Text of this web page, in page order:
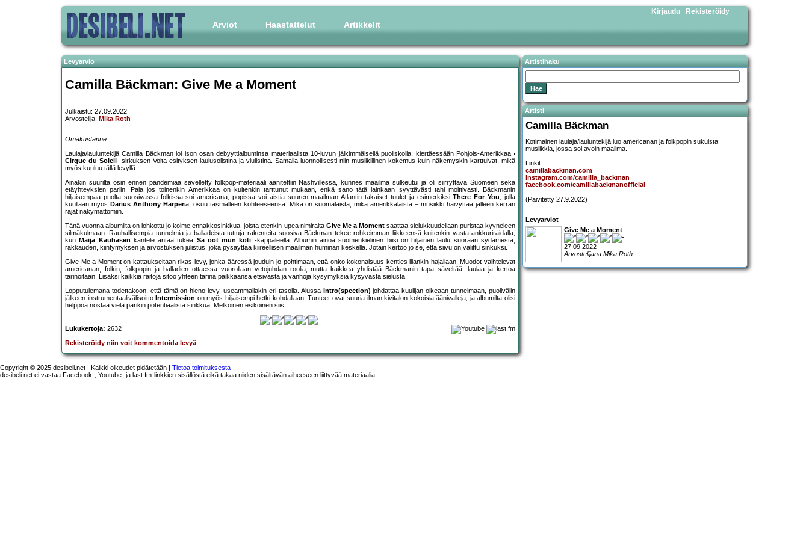
Arviot Haastattelut Artikkelit
Kirjaudu | Rekisteröidy
Levyarvio
Camilla Bäckman: Give Me a Moment
Julkaistu: 27.09.2022
Arvostelija: Mika Roth
Omakustanne
Laulaja/lauluntekijä Camilla Bäckman loi ison osan debyyttialbuminsa materiaalista 10-luvun jälkimmäisellä puoliskolla, kiertäessään Pohjois-Amerikkaa
Cirque du Soleil -sirkuksen Volta-esityksen laulusolistina ja viulistina. Samalla luonnollisesti niin musiikillinen kokemus kuin näkemyskin karttuivat, mikä
myös kuuluu tällä levyllä.
Ainakin suurilta osin ennen pandemiaa sävelletty folkpop-materiaali äänitettiin Nashvillessa, kunnes maailma sulkeutui ja oli siirryttävä Suomeen sekä
etäyhteyksien pariin. Pala jos toinenkin Amerikkaa on kuitenkin tarttunut mukaan, enkä sano tätä lainkaan syyttävästi tahi moittivasti. Bäckmanin
hiljaisempaa puolta suosivassa folkissa soi americana, popissa voi aistia suuren maailman Atlantin takaiset tuulet ja esimerkiksiThere For You, jolla
kuullaan myös Darius Anthony Harperia, osuu täsmälleen kohteeseensa. Mikä on suomalaista, mikä amerikkalaista – musiikki häivyttää jälleen kerran
rajat näkymättömiin.
Tänä vuonna albumilta on lohkottu jo kolme ennakkosinkkua, joista etenkin upea nimiraita Give Me a Momentsaattaa sielukkuudellaan puristaa kyyneleen
silmäkulmaan. Rauhallisempia tunnelmia ja balladeista tuttuja rakenteita suosiva Bäckman tekee rohkeimman liikkeensä kuitenkin vasta ankkuriraidalla,
kun Maija Kauhasen kantele antaa tukea Sä oot mun koti -kappaleella. Albumin ainoa suomenkielinen biisi on hiljainen laulu suoraan sydämestä,
rakkauden, kiintymyksen ja arvostuksen julistus, joka pysäyttää kiireellisen maailman huminan keskellä. Jotain kertoo jo se, että siivu on valittu sinkuksi.
Give Me a Moment on kattaukseltaan rikas levy, jonka ääressä jouduin jo pohtimaan, että onko kokonaisuus kenties liiankin hajallaan. Muodot vaihtelevat
americanan, folkin, folkpopin ja balladien ottaessa vuorollaan vetojuhdan roolia, mutta kaikkea yhdistää Bäckmanin tapa säveltää, laulaa ja kertoa
tarinoitaan. Lisäksi kaikkia raitoja sitoo yhteen tarina paikkaansa etsivästä ja vanhoja kysymyksiä kysyvästä sielusta.
Lopputulemana todettakoon, että tämä on hieno levy, useammallakin eri tasolla. Alussa Intro(spection) johdattaa kuulijan oikeaan tunnelmaan, puolivälin
jälkeen instrumentaalivälisoitto Intermission on myös hiljaisempi hetki kohdallaan. Tunteet ovat suuria ilman kivitalon kokoisia äänivalleja, ja albumilta olisi
helppoa nostaa vielä parikin potentiaalista sinkkua. Melkoinen esikoinen siis.
Lukukertoja: 2632
Rekisteröidy niin voit kommentoida levyä
Artistihaku
Artisti
Camilla Bäckman
Kotimainen laulaja/lauluntekijä luo americanan ja folkpopin sukuista
musiikkia, jossa soi avoin maailma.
Linkit:
camillabackman.com
instagram.com/camilla_backman
facebook.com/camillabackmanofficial
(Päivitetty 27.9.2022)
Levyarviot
Give Me a Moment
27.09.2022
Arvostelijana Mika Roth
Copyright © 2025 desibeli.net | Kaikki oikeudet pidätetään | Tietoa toimituksesta
desibeli.net ei vastaa Facebook-, Youtube- ja last.fm-linkkien sisällöstä eikä takaa niiden sisältävän aiheeseen liittyvää materiaalia.